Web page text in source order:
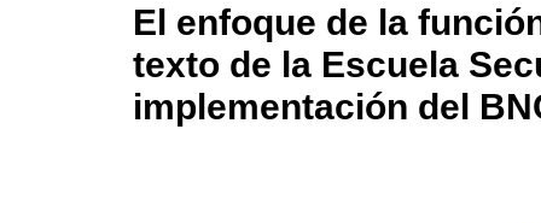
El enfoque de la
texto de la Escuela
implementación del